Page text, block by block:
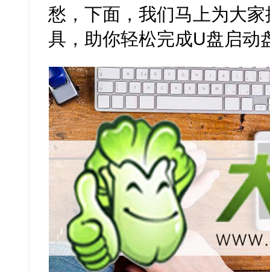
愁，下面，我们马上为大
具，助你轻松完成U盘启动